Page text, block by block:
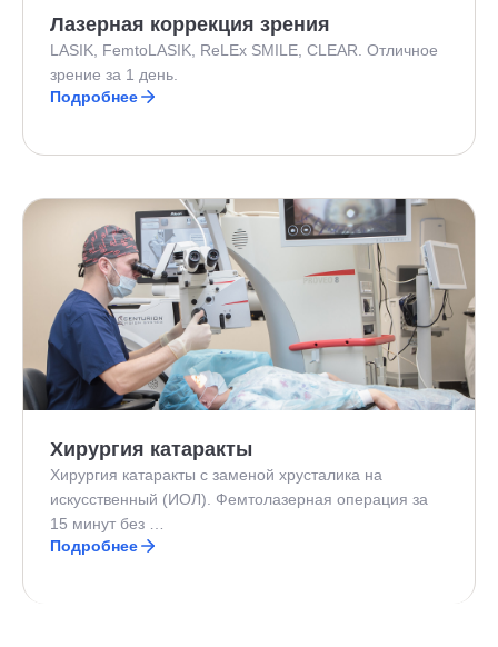
Лазерная коррекция зрения
LASIK, FemtoLASIK, ReLEx SMILE, CLEAR. Отличное
зрение за 1 день.
Подробнее
Хирургия катаракты
Хирургия катаракты с заменой хрусталика на
искусственный (ИОЛ). Фемтолазерная операция за
15 минут без …
Подробнее